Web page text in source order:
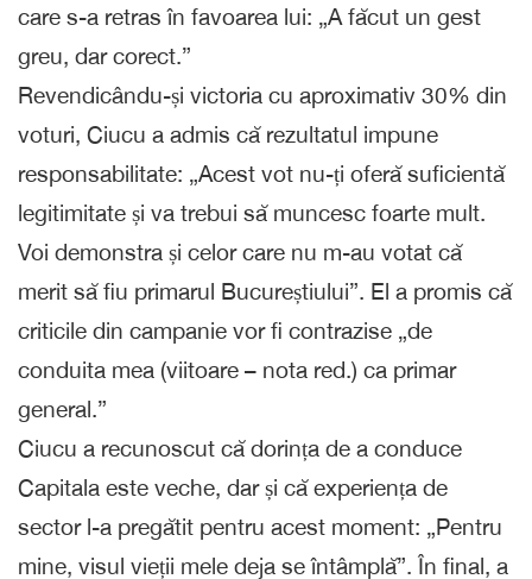
care s-a retras în favoarea lui: „A făcut un gest
greu, dar corect.”
Revendicându-și victoria cu aproximativ 30% din
voturi, Ciucu a admis că rezultatul impune
responsabilitate: „Acest vot nu-ți oferă suficientă
legitimitate și va trebui să muncesc foarte mult.
Voi demonstra și celor care nu m-au votat că
merit să fiu primarul Bucureștiului”. El a promis că
criticile din campanie vor fi contrazise „de
conduita mea (viitoare – nota red.) ca primar
general.”
Ciucu a recunoscut că dorința de a conduce
Capitala este veche, dar și că experiența de
sector l-a pregătit pentru acest moment: „Pentru
mine, visul vieții mele deja se întâmplă”. În final, a